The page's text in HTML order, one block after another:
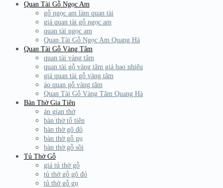
Quan Tài Gỗ Ngọc Am
gỗ ngọc am làm quan tài
giá quan tài gỗ ngọc am
quan tài ngọc am
Quan Tài Gỗ Ngọc Am Quang Hà
Quan Tài Gỗ Vàng Tâm
quan tài vàng tâm
quan tài gỗ vàng tâm giá bao nhiêu
giá quan tài gỗ vàng tâm
áo quan gỗ vàng tâm
Quan Tài Gỗ Vàng Tâm Quang Hà
Bàn Thờ Gia Tiên
án gian thờ
bàn thờ tổ tiên
bàn thờ gõ đỏ
bàn thờ gỗ gụ
bàn thờ gỗ sồi
Tủ Thờ Gỗ
giá tủ thờ gỗ
tủ thờ gỗ gõ đỏ
tủ thờ gỗ gụ